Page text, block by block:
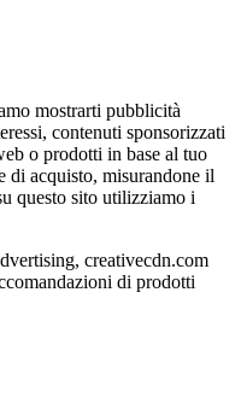
mostrarti pubblicità
contenuti sponsorizzati
o prodotti in base al tuo
di acquisto, misurandone il
questo sito utilizziamo i
creativecdn.com
di prodotti